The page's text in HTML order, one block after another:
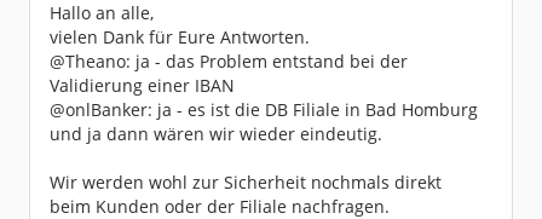
Hallo an alle,
vielen Dank für Eure Antworten.
@Theano: ja - das Problem entstand bei der
Validierung einer IBAN
@onlBanker: ja - es ist die DB Filiale in Bad Homburg
und ja dann wären wir wieder eindeutig.
Wir werden wohl zur Sicherheit nochmals direkt
beim Kunden oder der Filiale nachfragen.